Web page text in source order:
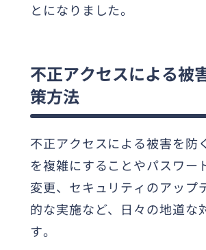
とになりました。
不正アクセスによる被
策方法
不正アクセスによる被害を防
を複雑にすることやパスワー
変更、セキュリティのアップ
的な実施など、日々の地道な
す。